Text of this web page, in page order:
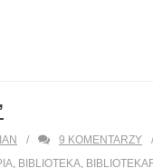
9 KOMENTARZY
, BIBLIOTEKA,